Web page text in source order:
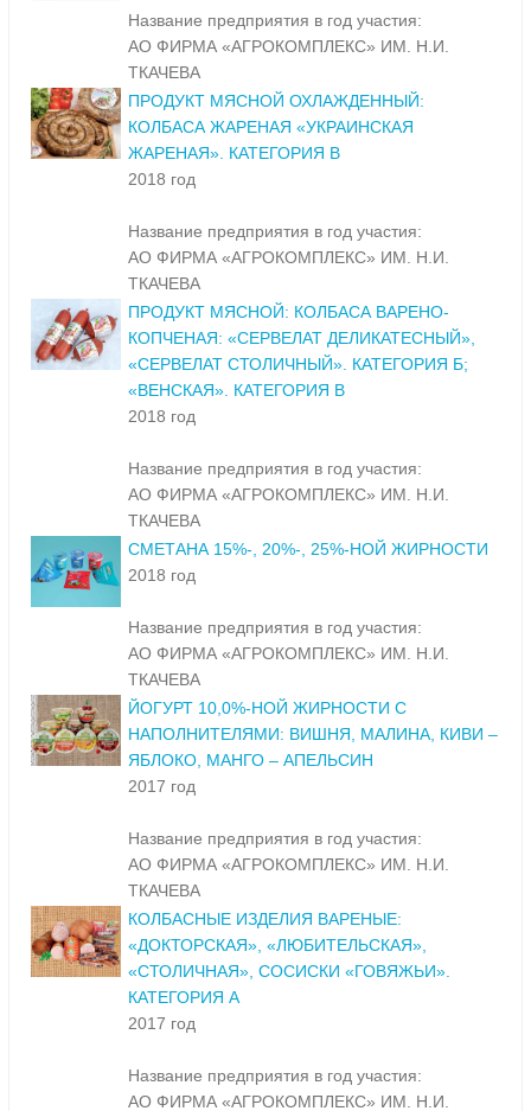
Название предприятия в год участия:
АО ФИРМА «АГРОКОМПЛЕКС» ИМ. Н.И.
ТКАЧЕВА
ПРОДУКТ МЯСНОЙ ОХЛАЖДЕННЫЙ:
КОЛБАСА ЖАРЕНАЯ «УКРАИНСКАЯ
ЖАРЕНАЯ». КАТЕГОРИЯ В
2018 год
Название предприятия в год участия:
АО ФИРМА «АГРОКОМПЛЕКС» ИМ. Н.И.
ТКАЧЕВА
ПРОДУКТ МЯСНОЙ: КОЛБАСА ВАРЕНО-
КОПЧЕНАЯ: «СЕРВЕЛАТ ДЕЛИКАТЕСНЫЙ»,
«СЕРВЕЛАТ СТОЛИЧНЫЙ». КАТЕГОРИЯ Б;
«ВЕНСКАЯ». КАТЕГОРИЯ В
2018 год
Название предприятия в год участия:
АО ФИРМА «АГРОКОМПЛЕКС» ИМ. Н.И.
ТКАЧЕВА
СМЕТАНА 15%-, 20%-, 25%-НОЙ ЖИРНОСТИ
2018 год
Название предприятия в год участия:
АО ФИРМА «АГРОКОМПЛЕКС» ИМ. Н.И.
ТКАЧЕВА
ЙОГУРТ 10,0%-НОЙ ЖИРНОСТИ С
НАПОЛНИТЕЛЯМИ: ВИШНЯ, МАЛИНА, КИВИ –
ЯБЛОКО, МАНГО – АПЕЛЬСИН
2017 год
Название предприятия в год участия:
АО ФИРМА «АГРОКОМПЛЕКС» ИМ. Н.И.
ТКАЧЕВА
КОЛБАСНЫЕ ИЗДЕЛИЯ ВАРЕНЫЕ:
«ДОКТОРСКАЯ», «ЛЮБИТЕЛЬСКАЯ»,
«СТОЛИЧНАЯ», СОСИСКИ «ГОВЯЖЬИ».
КАТЕГОРИЯ А
2017 год
Название предприятия в год участия:
АО ФИРМА «АГРОКОМПЛЕКС» ИМ. Н.И.